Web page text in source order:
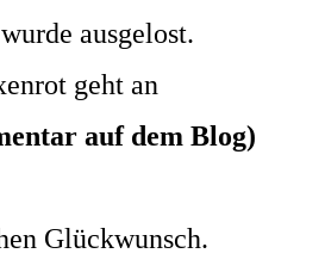
ausgelost.
geht an
auf dem Blog)
Glückwunsch.